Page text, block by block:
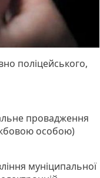
поліцейського,
провадження
особою)
муніципальної